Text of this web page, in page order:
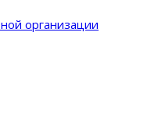
организации